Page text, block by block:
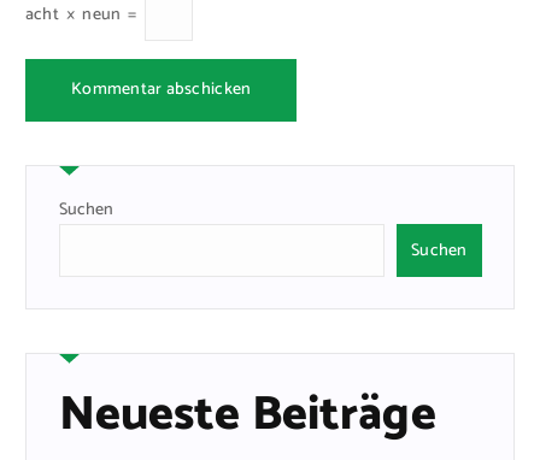
acht × neun =
Suchen
Suchen
Neueste Beiträge